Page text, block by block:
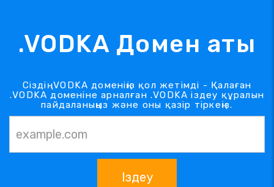
.VODKA Домен аты
Сіздің .VODKA доменіңіз қол жетімді - Қалаған
.VODKA доменіне арналған .VODKA іздеу құралын
пайдаланыңыз және оны қазір тіркеңіз.
Іздеу